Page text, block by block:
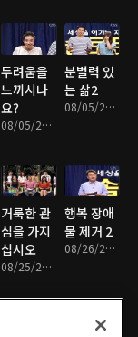
두려움을
느끼시나
요?
08/05/2013 • 33분
분별력 있
는 삶2
08/05/2013 • 33분
거룩한 관
심을 가지
십시오
08/25/2013 • 34분
행복 장애
물 제거 2
08/26/2013 • 34분